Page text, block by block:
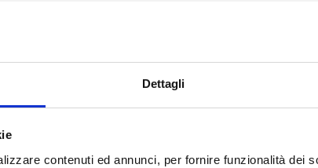
Dettagli
contenuti ed annunci, per fornire funzionalità dei
as soon as possible.